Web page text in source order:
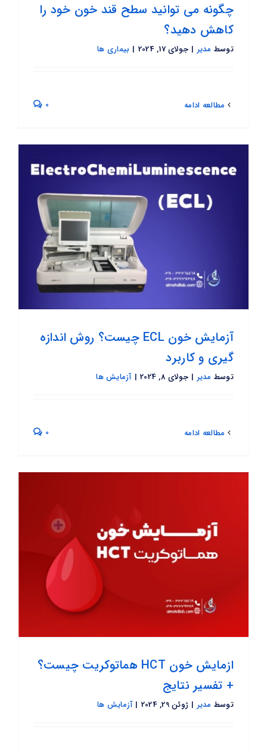
چگونه می توانید سطح قند خون خود را
کاهش دهید؟
توسط مدیر | جولای 17, 2024 | بیماری ها
مطالعه ادامه 0
آزمایش خون ECL چیست؟ روش اندازه
گیری و کاربرد
توسط مدیر | جولای 8, 2024 | آزمایش ها
مطالعه ادامه 0
ازمایش خون HCT هماتوکریت چیست؟
+ تفسیر نتایج
توسط مدیر | ژوئن 29, 2024 | آزمایش ها